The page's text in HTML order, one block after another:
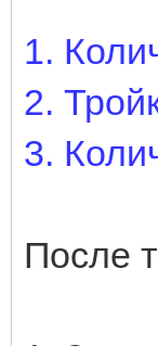
1.
2.
3.
После